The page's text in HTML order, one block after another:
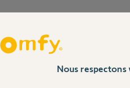
Participer au fil de
Nous